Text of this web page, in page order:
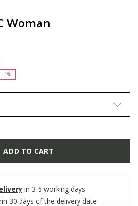
Woman
-1%
ADD TO CART
in 3-6 working days
30 days of the delivery date